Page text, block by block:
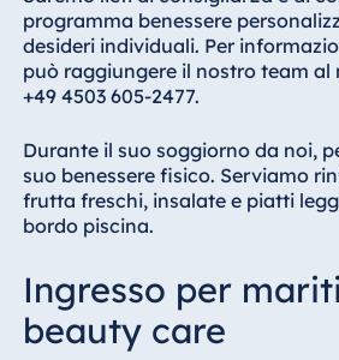
programma benessere
desideri individuali. Per
può raggiungere il nostro team
+49 4503 605-2477.
Durante il suo soggiorno da noi,
suo benessere fisico. Serviamo
frutta freschi, insalate e piatti
bordo piscina.
Ingresso per
beauty care